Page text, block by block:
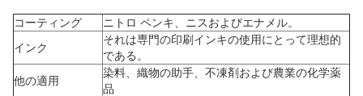
コーティング
ニトロ ペンキ、ニスおよびエナメル。
インク
それは専門の印刷インキの使用にとって理想的
である。
他の適用
染料、織物の助手、不凍剤および農業の化学薬
品